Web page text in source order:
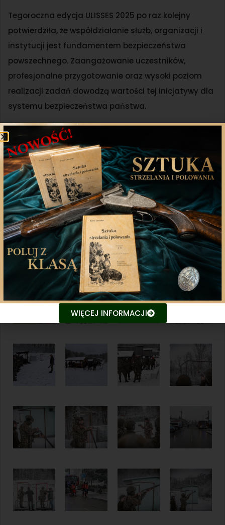
Tegoroczna edycja ULISSES 2025 po raz kolejny
potwierdziła, że współdziałanie służb, organizacji i
instytucji jest fundamentem bezpieczeństwa
powszechnego. Zaangażowanie uczestników,
profesjonalne przygotowanie oraz wysoki poziom
realizacji zadań dowodzą wartości tej inicjatywy dla
systemu bezpieczeństwa państwa.
Polski Związek Łowiecki składa podziękowania
wszystkim uczestnikom, instruktorom oraz
partnerom ćwiczeń za ich wkład w organizację i
przebieg działań.
WIĘCEJ INFORMACJI